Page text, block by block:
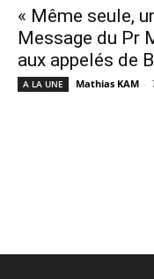
« Même seule,
Message du Pr
aux appelés de
A LA UNE Mathias KAM -